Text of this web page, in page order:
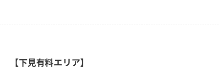
【下見有料エリア】